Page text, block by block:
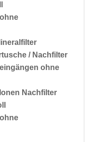
/ Nachfilter
ohne
Nachfilter